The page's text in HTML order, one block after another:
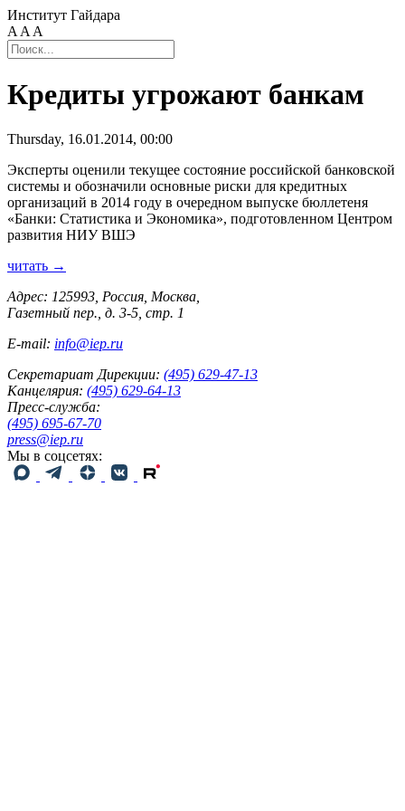
Институт Гайдара
A A A
Кредиты угрожают банкам
Thursday, 16.01.2014, 00:00
Эксперты оценили текущее состояние российской банковской
системы и обозначили основные риски для кредитных
организаций в 2014 году в очередном выпуске бюллетеня
«Банки: Статистика и Экономика», подготовленном Центром
развития НИУ ВШЭ
читать →
Адрес: 125993, Россия, Москва,
Газетный пер., д. 3-5, стр. 1
E-mail: info@iep.ru
Секретариат Дирекции: (495) 629-47-13
Канцелярия: (495) 629-64-13
Пресс-служба:
(495) 695-67-70
press@iep.ru
Мы в соцсетях: